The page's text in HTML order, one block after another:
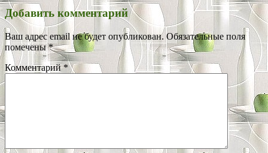
Добавить комментарий
Ваш адрес email не будет опубликован. Обязательные поля
помечены*
Комментарий*